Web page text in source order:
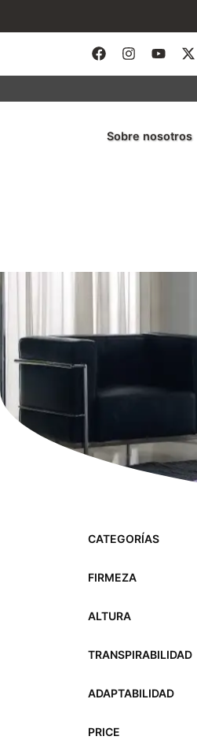
Sobre nosotros
CATEGORÍAS
FIRMEZA
ALTURA
TRANSPIRABILIDAD
ADAPTABILIDAD
PRICE